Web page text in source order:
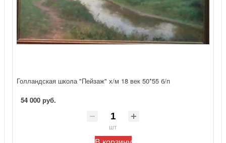
Голландская школа "Пейзаж" х/м 18 век 50*55 б/п
54 000 руб.
шт